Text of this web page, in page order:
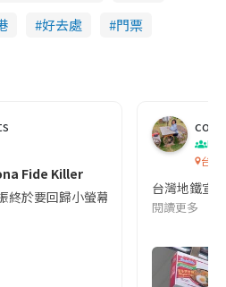
好去處 門票
Fide Killer
終於要回歸小螢幕啦!這次的劇本改編
co
吹
台灣
台灣地鐵宣
閱讀更多